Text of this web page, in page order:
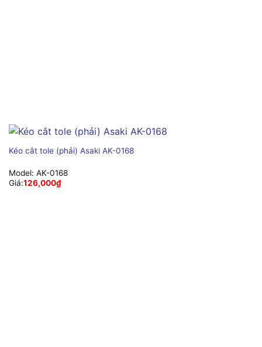
Kéo cắt tole (phải) Asaki AK-0168
Model: AK-0168
Giá:126,000₫